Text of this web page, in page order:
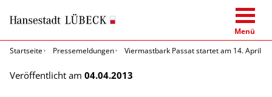
Menü
Startseite
Pressemeldungen Viermastbark Passat startet am 14. April in
Veröffentlicht am 04.04.2013